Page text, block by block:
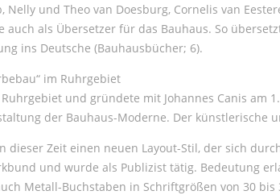
Nelly und Theo van Doesburg, Cornelis van
auch als Übersetzer für das Bauhaus. So
ins Deutsche (Bauhausbücher; 6).
im Ruhrgebiet
und gründete mit Johannes Canis
der Bauhaus-Moderne. Der
dieser Zeit einen neuen Layout-Stil, der sich
und wurde als Publizist tätig. Bedeutung
Metall-Buchstaben in Schriftgrößen von 30